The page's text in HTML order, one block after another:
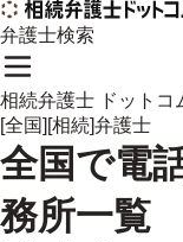
弁護士検索
相続弁護士 ドットコ
[全国][相続]弁護士
全国で電
務所一覧